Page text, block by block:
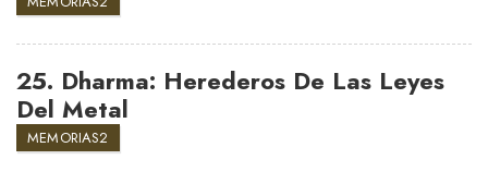
25. Dharma: Herederos De Las Leyes
Del Metal
MEMORIAS2